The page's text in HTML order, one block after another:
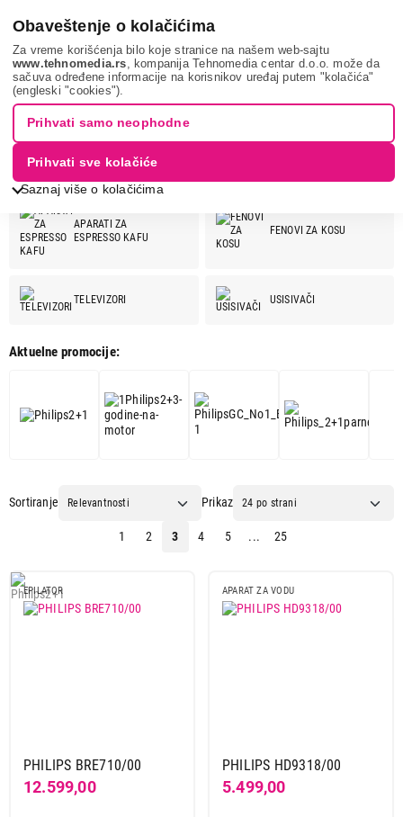
Obaveštenje o kolačićima
Za vreme korišćenja bilo koje stranice na našem web-sajtu
www.tehnomedia.rs , kompanija Tehnomedia centar d.o.o. može da
sačuva određene informacije na korisnikov uređaj putem "kolačića"
(engleski "cookies").
Saznaj više o kolačićima
Prihvati samo neophodne
Prihvati sve kolačiće
PHILIPS
PHILIPS
PHILIPS ponuda:
APARATI ZA
ESPRESSO KAFU
FENOVI ZA KOSU
TELEVIZORI USISIVAČI
OPREMA ZA
VENTILATORI ŽENSKA NEGA
HIGIJENU
BLENDERI
SOKOVNICI MIKSERI
Aktuelne promocije:
Sortiranje Prikaz
1 2 3 4 5 ... 25
EPILATOR
PHILIPS BRE710/00
12.599,00
APARAT ZA VODU
PHILIPS HD9318/00
5.499,00